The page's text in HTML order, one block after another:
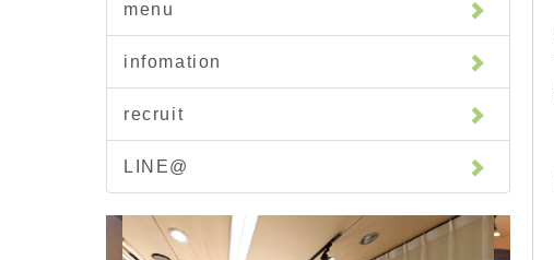
menu
infomation
recruit
LINE@